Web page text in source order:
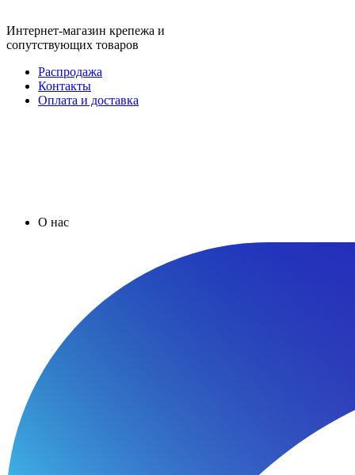
Интернет-магазин крепежа и
сопутствующих товаров
Распродажа
Контакты
Оплата и доставка
О нас